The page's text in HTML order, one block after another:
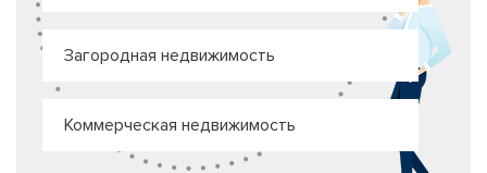
Загородная недвижимость
Коммерческая недвижимость